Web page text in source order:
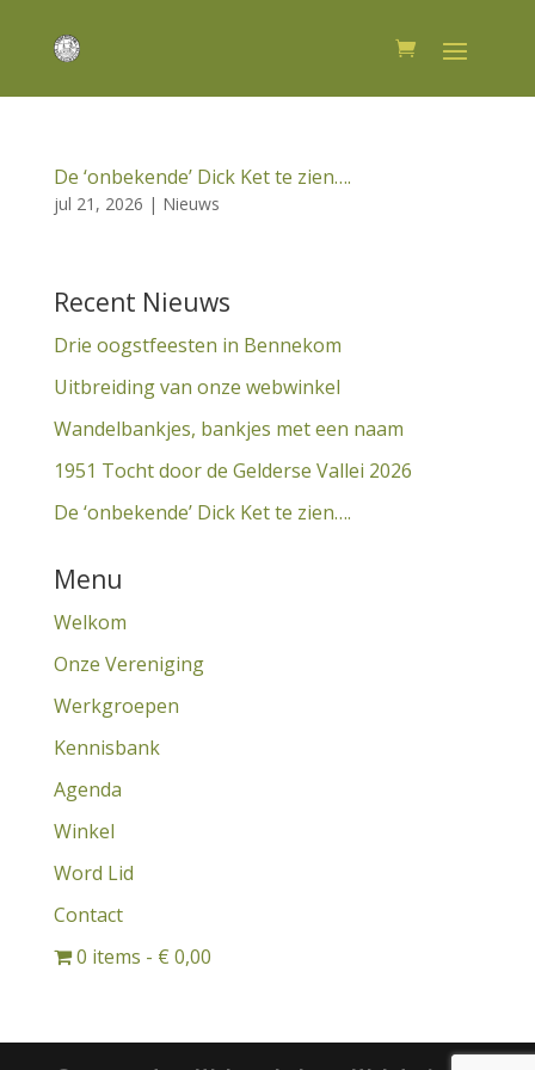
De ‘onbekende’ Dick Ket te zien….
jul 21, 2026 | Nieuws
Recent Nieuws
Drie oogstfeesten in Bennekom
Uitbreiding van onze webwinkel
Wandelbankjes, bankjes met een naam
1951 Tocht door de Gelderse Vallei 2026
De ‘onbekende’ Dick Ket te zien….
Menu
Welkom
Onze Vereniging
Werkgroepen
Kennisbank
Agenda
Winkel
Word Lid
Contact
0 items
€ 0,00